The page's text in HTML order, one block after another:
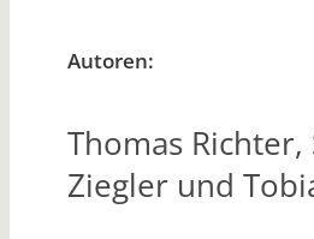
Autoren:
Thomas Richter,
Ziegler und